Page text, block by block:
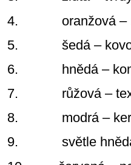
4.
oranžová
5.
šedá –
6.
hnědá –
7.
růžová –
8.
modrá –
9.
světle